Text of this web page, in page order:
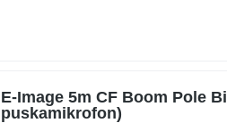
E-Image 5m CF Boom Pole
puskamikrofon)